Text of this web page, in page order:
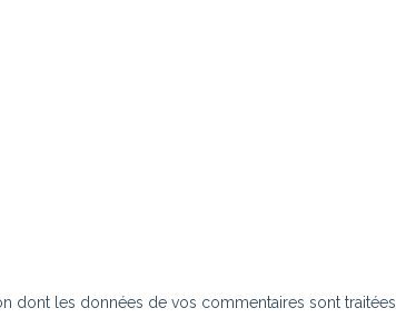
dont les données de vos commentaires sont traitées